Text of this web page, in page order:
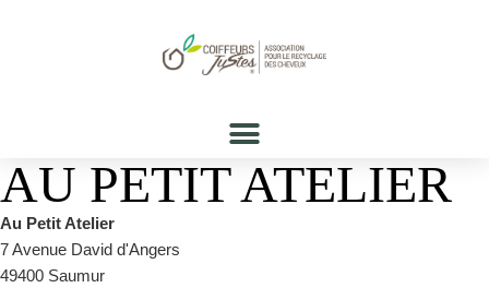
AU PETIT ATELIER
Au Petit Atelier
7 Avenue David d'Angers
49400 Saumur